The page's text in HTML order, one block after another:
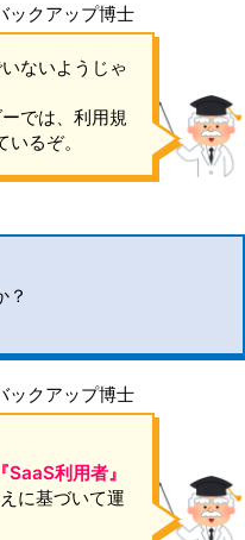
ックアップ博士
ないようじゃ
では、利用規
いるぞ。
？
ックアップ博士
利用者』
に基づいて運